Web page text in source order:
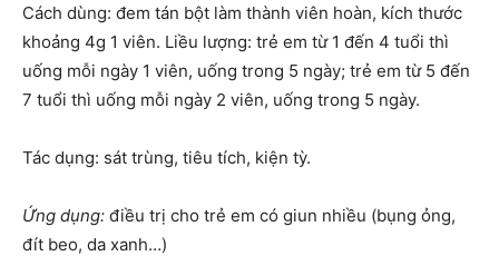
Cách dùng: đem tán bột làm thành viên hoàn, kích thước
khoảng 4g 1 viên. Liều lượng: trẻ em từ 1 đến 4 tuổi thì
uống mỗi ngày 1 viên, uống trong 5 ngày; trẻ em từ 5 đến
7 tuổi thì uống mỗi ngày 2 viên, uống trong 5 ngày.
Tác dụng: sát trùng, tiêu tích, kiện tỳ.
Ứng dụng: điều trị cho trẻ em có giun nhiều (bụng ỏng,
đít beo, da xanh…)